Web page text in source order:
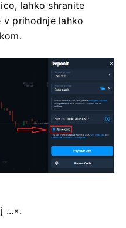
lahko shranite
prihodnje lahko
...«.